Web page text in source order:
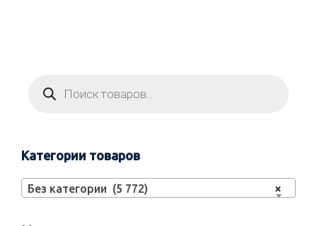
Категории товаров
×
Без категории (5 772)